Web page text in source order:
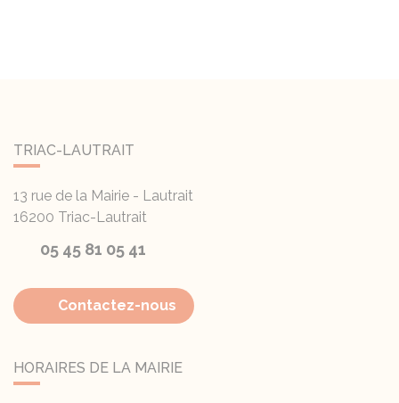
TRIAC-LAUTRAIT
13 rue de la Mairie - Lautrait
16200 Triac-Lautrait
05 45 81 05 41
Contactez-nous
HORAIRES DE LA MAIRIE